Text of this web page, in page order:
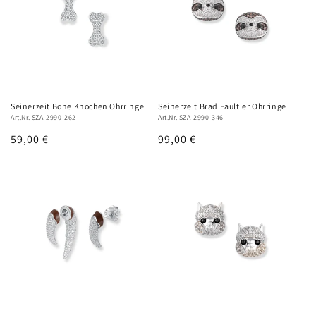
Seinerzeit Bone Knochen Ohrringe
Art.Nr. SZA-2990-262
Normaler
59,00 €
Seinerzeit Brad Faultier Ohrringe
Art.Nr. SZA-2990-346
Normaler
99,00 €